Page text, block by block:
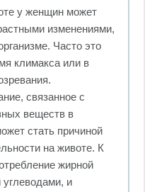
у женщин может
изменениями,
Часто это
климакса или в
связанное с
веществ в
стать причиной
на животе. К
жирной
и